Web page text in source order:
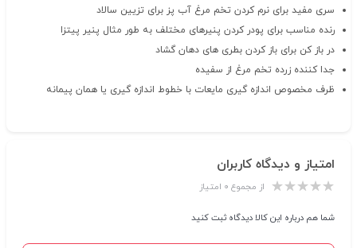
سری مفید برای نرم کردن تخم مرغ آب پز برای تزیین سالاد
رنده مناسب برای پودر کردن پنیرهای مختلف به طور مثال پنیر پیتزا
در باز کن برای باز کردن بطری های دهان گشاد
جدا کننده زرده تخم مرغ از سفیده
ظرف مخصوص اندازه گیری مایعات با خطوط اندازه گیری یا همان پیمانه
امتیاز و دیدگاه کاربران
از مجموع ۰ امتیاز
شما هم درباره این کالا دیدگاه ثبت کنید